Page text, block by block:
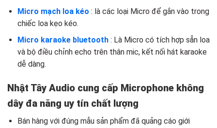
Micro mạch loa kéo : là các loại Micro để gắn vào trong
chiếc loa kẹo kéo.
Micro karaoke bluetooth: Là Micro có tích hợp sẵn loa
và bộ điều chỉnh echo trên thân mic, kết nối hát karaoke
dễ dàng.
Nhật Tây Audio cung cấp Microphone không
dây đa năng uy tín chất lượng
Bán hàng với đúng mẫu sản phẩm đã quảng cáo giới